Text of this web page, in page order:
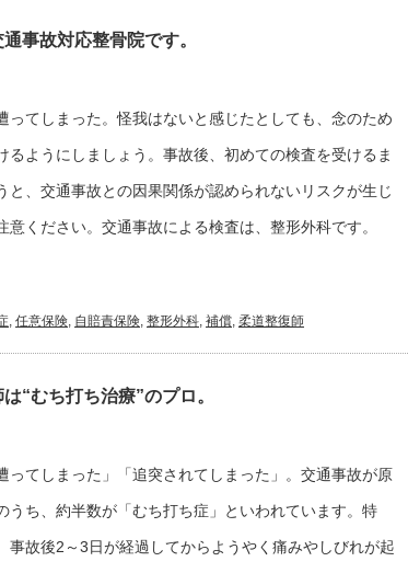
事故対応整骨院です。
ってしまった。怪我はないと感じたとしても、念のため
るようにしましょう。事故後、初めての検査を受けるま
と、交通事故との因果関係が認められないリスクが生じ
意ください。交通事故による検査は、整形外科です。
, 任意保険, 自賠責保険, 整形外科, 補償, 柔道整復師
“むち打ち治療”のプロ。
ってしまった」「追突されてしまった」。交通事故が原
うち、約半数が「むち打ち症」といわれています。特
事故後2～3日が経過してからようやく痛みやしびれが起